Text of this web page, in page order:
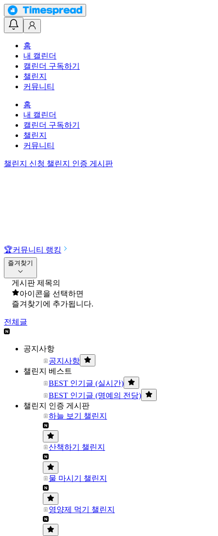
홈
내 캘린더
캘린더 구독하기
챌린지
커뮤니티
홈
내 캘린더
캘린더 구독하기
챌린지
커뮤니티
챌린지 신청 챌린지 인증 게시판
🏆커뮤니티 랭킹
즐겨찾기
게시판 제목의
아이콘을 선택하면
즐겨찾기에 추가됩니다.
전체글
공지사항
공지사항
챌린지 베스트
BEST 인기글 (실시간)
BEST 인기글 (명예의 전당)
챌린지 인증 게시판
하늘 보기 챌린지
산책하기 챌린지
물 마시기 챌린지
영양제 먹기 챌린지